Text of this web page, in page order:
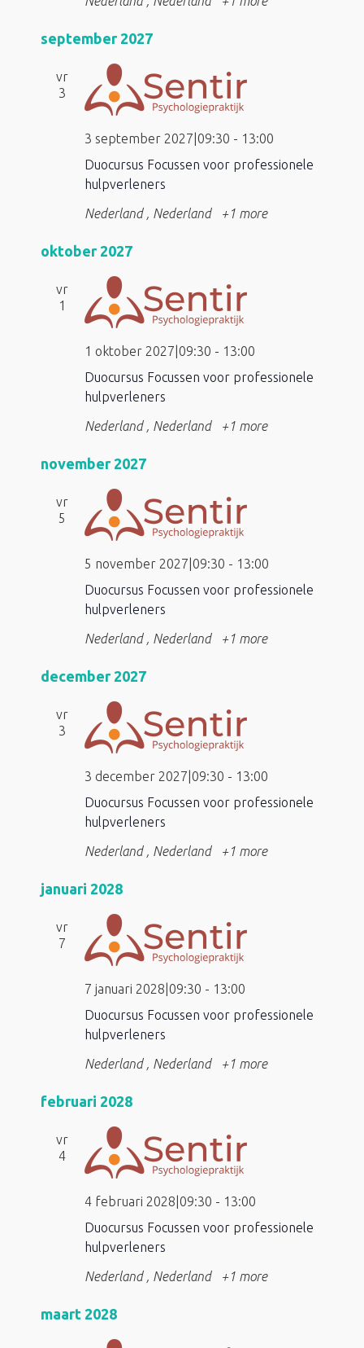
september 2027
vr
3
Duocursus Focussen voor professionele
hulpverleners
3 september 2027|09:30 - 13:00
Nederland , Nederland +1 more
oktober 2027
vr
1
Duocursus Focussen voor professionele
hulpverleners
1 oktober 2027|09:30 - 13:00
Nederland , Nederland +1 more
november 2027
vr
5
Duocursus Focussen voor professionele
hulpverleners
5 november 2027|09:30 - 13:00
Nederland , Nederland +1 more
december 2027
vr
3
Duocursus Focussen voor professionele
hulpverleners
3 december 2027|09:30 - 13:00
Nederland , Nederland +1 more
januari 2028
vr
7
Duocursus Focussen voor professionele
hulpverleners
7 januari 2028|09:30 - 13:00
Nederland , Nederland +1 more
februari 2028
vr
4
Duocursus Focussen voor professionele
hulpverleners
4 februari 2028|09:30 - 13:00
Nederland , Nederland +1 more
maart 2028